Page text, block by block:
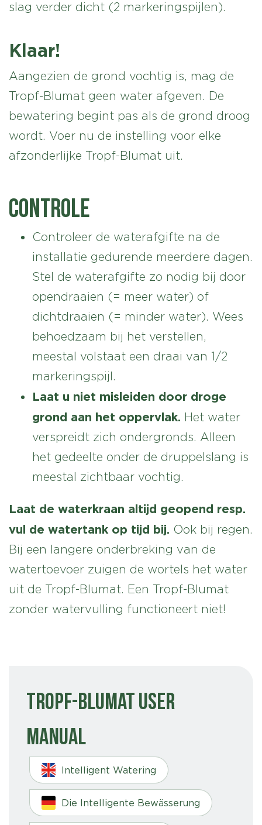
slag verder dicht (2 markeringspijlen).
Klaar!
Aangezien de grond vochtig is, mag de
Tropf-Blumat geen water afgeven. De
bewatering begint pas als de grond droog
wordt. Voer nu de instelling voor elke
afzonderlijke Tropf-Blumat uit.
CONTROLE
Controleer de waterafgifte na de
installatie gedurende meerdere dagen.
Stel de waterafgifte zo nodig bij door
opendraaien (= meer water) of
dichtdraaien (= minder water). Wees
behoedzaam bij het verstellen,
meestal volstaat een draai van 1/2
markeringspijl.
Laat u niet misleiden door droge
grond aan het oppervlak. Het water
verspreidt zich ondergronds. Alleen
het gedeelte onder de druppelslang is
meestal zichtbaar vochtig.
Laat de waterkraan altijd geopend resp.
vul de watertank op tijd bij. Ook bij regen.
Bij een langere onderbreking van de
watertoevoer zuigen de wortels het water
uit de Tropf-Blumat. Een Tropf-Blumat
zonder watervulling functioneert niet!
Tropf-Blumat User
Manual
Intelligent Watering
Die Intelligente Bewässerung